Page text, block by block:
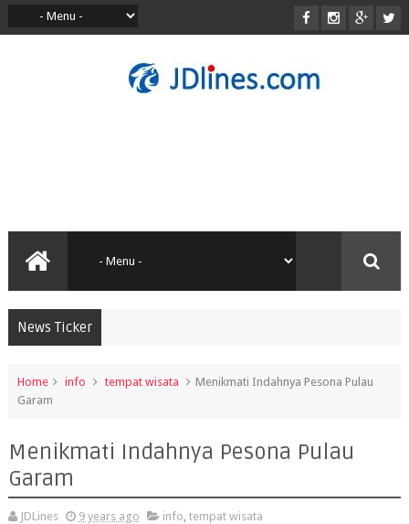
News Ticker
Home info tempat wisata
Menikmati Indahnya Pesona Pulau
Garam
Menikmati Indahnya Pesona Pulau
Garam
JDLines 9 years ago info, tempat wisata